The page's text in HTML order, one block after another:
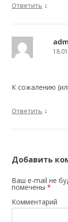
Ответить ↓
К сожалению
Ответить ↓
Добавить
Ваш e-mail не
помечены *
Комментарий